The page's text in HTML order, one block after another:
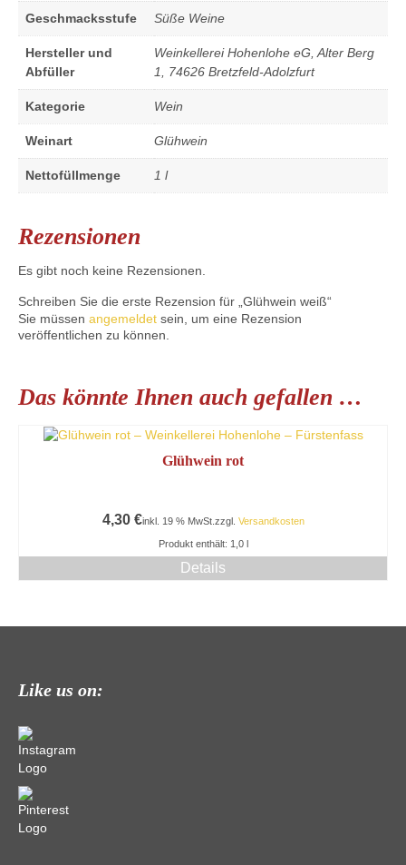
Geschmacksstufe Süße Weine
Hersteller und
Abfüller
Weinkellerei Hohenlohe eG, Alter Berg
1, 74626 Bretzfeld-Adolzfurt
Kategorie Wein
Weinart Glühwein
Nettofüllmenge 1 l
Rezensionen
Es gibt noch keine Rezensionen.
Schreiben Sie die erste Rezension für „Glühwein weiß“
Sie müssen angemeldet sein, um eine Rezension
veröffentlichen zu können.
Das könnte Ihnen auch gefallen …
Glühwein rot
4,30 €inkl. 19 % MwSt. zzgl. Versandkosten
Produkt enthält: 1,0 l
Details
Like us on: